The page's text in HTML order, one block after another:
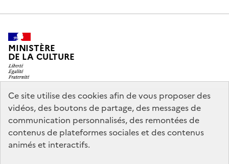
Ce site utilise des cookies afin de vous proposer des
vidéos, des boutons de partage, des messages de
communication personnalisés, des remontées de
contenus de plateformes sociales et des contenus
animés et interactifs.
MINISTÈRE
DE LA CULTURE
legifrance.gouv.fr
info.gouv.fr
service-public.gouv.fr
data.gouv.fr